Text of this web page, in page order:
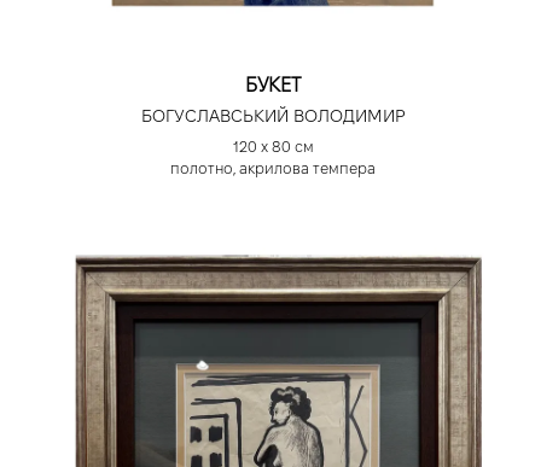
БУКЕТ
БОГУСЛАВСЬКИЙ ВОЛОДИМИР
120 х 80 см
полотно, акрилова темпера